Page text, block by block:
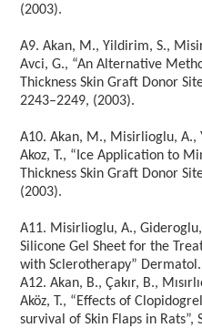
(2003).
A9. Akan, M., Yildirim, S.,
Avci, G., “An Alternative
Thickness Skin Graft Donor
2243–2249, (2003).
A10. Akan, M., Misirlioglu, A.,
Akoz, T., “Ice Application to
Thickness Skin Graft Donor
(2003).
A11. Misirlioglu, A., Gideroglu,
Silicone Gel Sheet for the
with Sclerotherapy”
A12. Akan, B., Çakır, B.,
Aköz, T., “Effects of
survival of Skin Flaps in Rats”,